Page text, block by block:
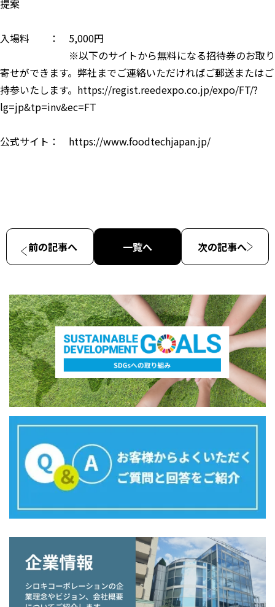
提案
入場料 ： 5,000円
※以下のサイトから無料になる招待券のお取り
寄せができます。弊社までご連絡いただければご郵送またはご
持参いたします。https://regist.reedexpo.co.jp/expo/FT/?
lg=jp&tp=inv&ec=FT
公式サイト： https://www.foodtechjapan.jp/
前の記事へ 一覧へ 次の記事へ